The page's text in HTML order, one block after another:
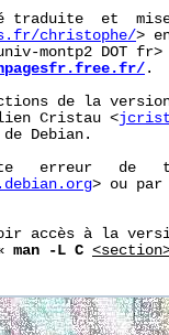
traduite  et
christophe/>
montp2 DOT
.
de la
Cristau <
Debian.
erreur   de
> ou par
accès à la
man -L C